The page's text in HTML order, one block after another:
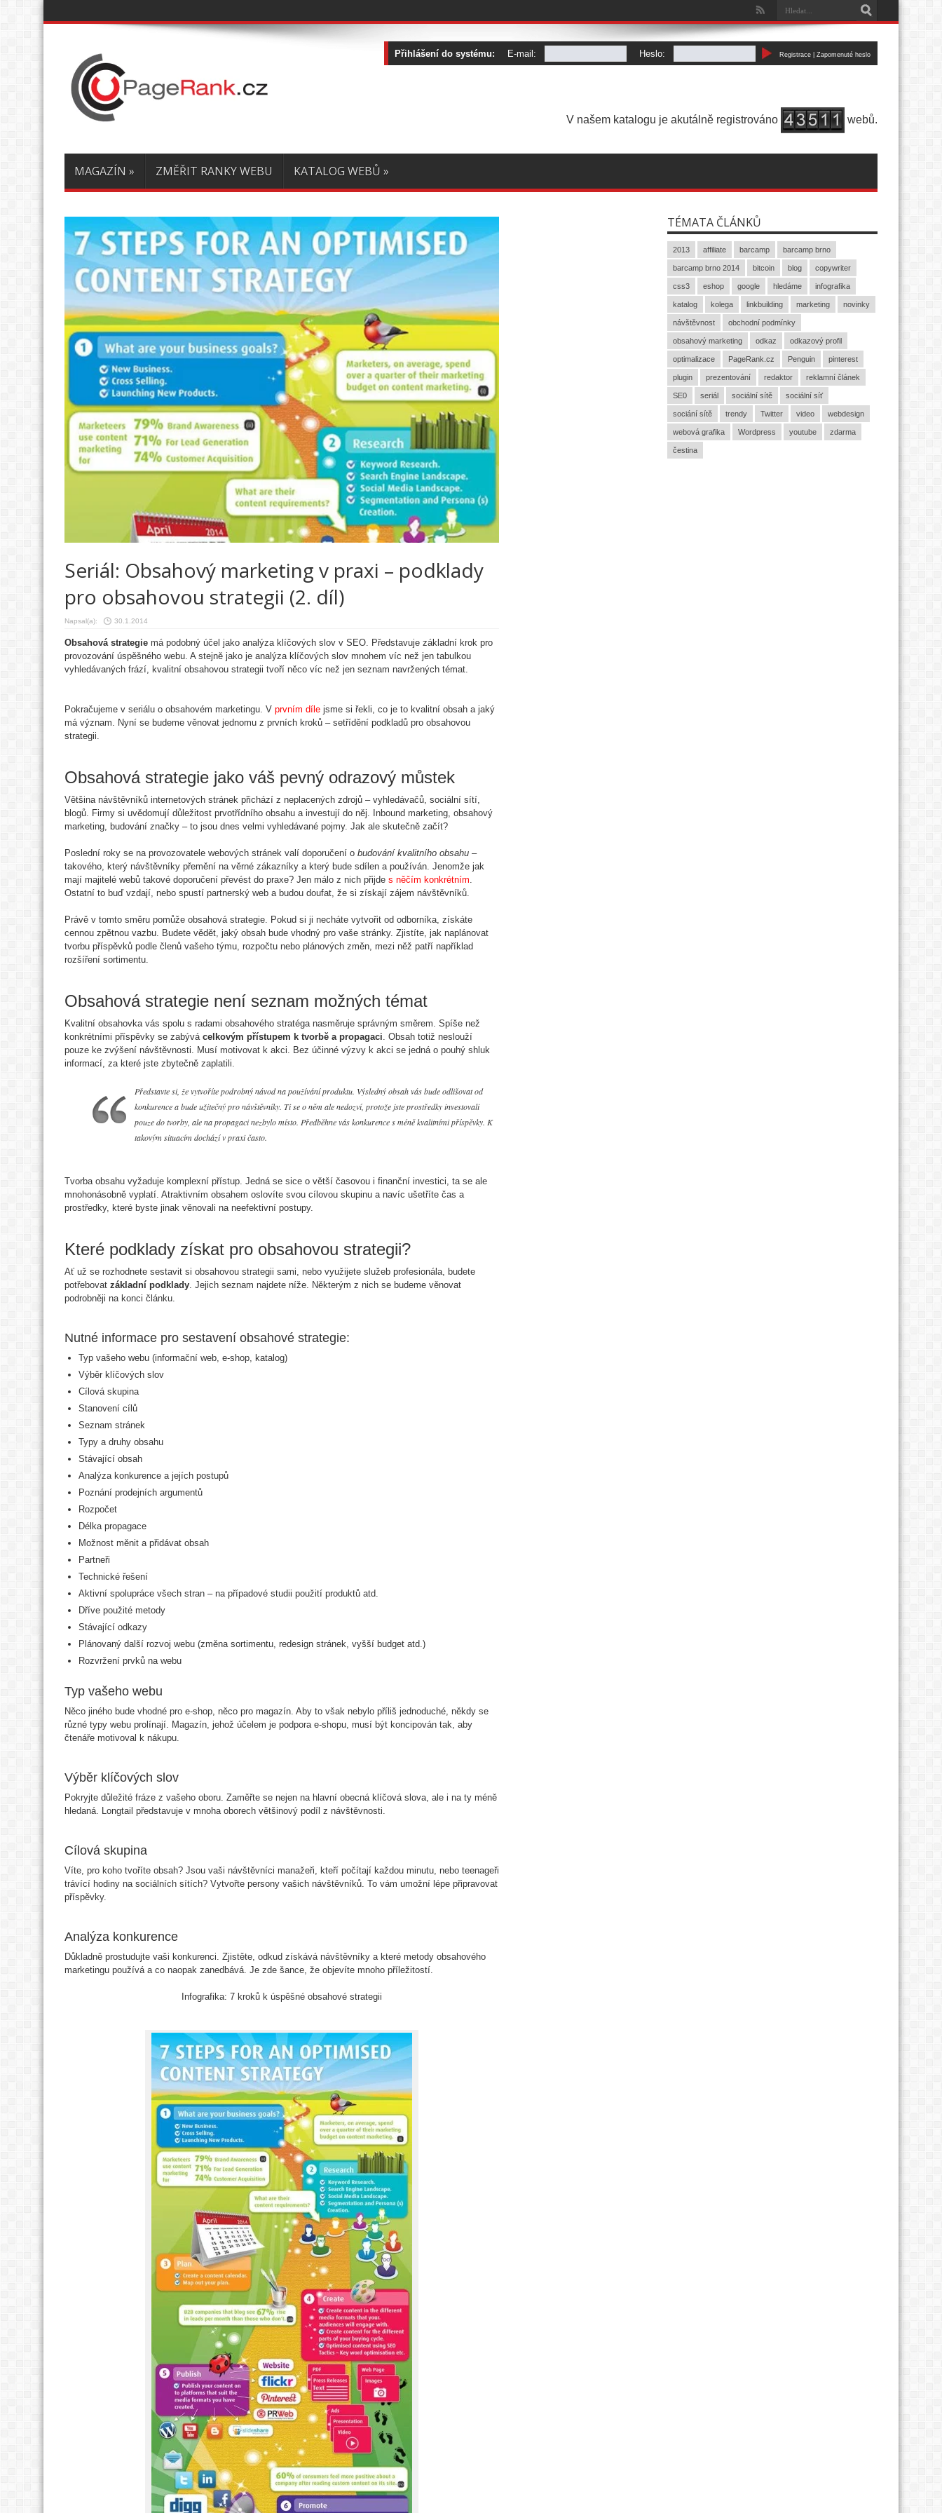
Přihlášení do systému: E-mail: Heslo: Registrace Zapomenuté heslo
V našem katalogu je akutálně registrováno webů.
MAGAZÍN » ZMĚŘIT RANKY WEBU KATALOG WEBŮ »
Seriál: Obsahový marketing v praxi – podklady
pro obsahovou strategii (2. díl)
Napsal(a): 30.1.2014
Obsahová strategie má podobný účel jako analýza klíčových slov v SEO. Představuje základní krok pro
provozování úspěšného webu. A stejně jako je analýza klíčových slov mnohem víc než jen tabulkou
vyhledávaných frází, kvalitní obsahovou strategii tvoří něco víc než jen seznam navržených témat.
Pokračujeme v seriálu o obsahovém marketingu. V prvním díle jsme si řekli, co je to kvalitní obsah a jaký
má význam. Nyní se budeme věnovat jednomu z prvních kroků – setřídění podkladů pro obsahovou
strategii.
Obsahová strategie jako váš pevný odrazový můstek
Většina návštěvníků internetových stránek přichází z neplacených zdrojů – vyhledávačů, sociální sítí,
blogů. Firmy si uvědomují důležitost prvotřídního obsahu a investují do něj. Inbound marketing, obsahový
marketing, budování značky – to jsou dnes velmi vyhledávané pojmy. Jak ale skutečně začít?
Poslední roky se na provozovatele webových stránek valí doporučení o budování kvalitního obsahu –
takového, který návštěvníky přemění na věrné zákazníky a který bude sdílen a používán. Jenomže jak
mají majitelé webů takové doporučení převést do praxe? Jen málo z nich přijde s něčím konkrétním.
Ostatní to buď vzdají, nebo spustí partnerský web a budou doufat, že si získají zájem návštěvníků.
Právě v tomto směru pomůže obsahová strategie. Pokud si ji necháte vytvořit od odborníka, získáte
cennou zpětnou vazbu. Budete vědět, jaký obsah bude vhodný pro vaše stránky. Zjistíte, jak naplánovat
tvorbu příspěvků podle členů vašeho týmu, rozpočtu nebo plánových změn, mezi něž patří například
rozšíření sortimentu.
Obsahová strategie není seznam možných témat
Kvalitní obsahovka vás spolu s radami obsahového stratéga nasměruje správným směrem. Spíše než
konkrétními příspěvky se zabývá celkovým přístupem k tvorbě a propagaci. Obsah totiž neslouží
pouze ke zvýšení návštěvnosti. Musí motivovat k akci. Bez účinné výzvy k akci se jedná o pouhý shluk
informací, za které jste zbytečně zaplatili.
Představte si, že vytvoříte podrobný návod na používání produktu. Výsledný obsah vás bude odlišovat od
konkurence a bude užitečný pro návštěvníky. Ti se o něm ale nedozví, protože jste prostředky investovali
pouze do tvorby, ale na propagaci nezbylo místo. Předběhne vás konkurence s méně kvalitními příspěvky. K
takovým situacím dochází v praxi často.
Tvorba obsahu vyžaduje komplexní přístup. Jedná se sice o větší časovou i finanční investici, ta se ale
mnohonásobně vyplatí. Atraktivním obsahem oslovíte svou cílovou skupinu a navíc ušetříte čas a
prostředky, které byste jinak věnovali na neefektivní postupy.
Které podklady získat pro obsahovou strategii?
Ať už se rozhodnete sestavit si obsahovou strategii sami, nebo využijete služeb profesionála, budete
potřebovat základní podklady. Jejich seznam najdete níže. Některým z nich se budeme věnovat
podrobněji na konci článku.
Nutné informace pro sestavení obsahové strategie:
Typ vašeho webu (informační web, e-shop, katalog)
Výběr klíčových slov
Cílová skupina
Stanovení cílů
Seznam stránek
Typy a druhy obsahu
Stávající obsah
Analýza konkurence a jejích postupů
Poznání prodejních argumentů
Rozpočet
Délka propagace
Možnost měnit a přidávat obsah
Partneři
Technické řešení
Aktivní spolupráce všech stran – na případové studii použití produktů atd.
Dříve použité metody
Stávající odkazy
Plánovaný další rozvoj webu (změna sortimentu, redesign stránek, vyšší budget atd.)
Rozvržení prvků na webu
Typ vašeho webu
Něco jiného bude vhodné pro e-shop, něco pro magazín. Aby to však nebylo příliš jednoduché, někdy se
různé typy webu prolínají. Magazín, jehož účelem je podpora e-shopu, musí být koncipován tak, aby
čtenáře motivoval k nákupu.
Výběr klíčových slov
Pokryjte důležité fráze z vašeho oboru. Zaměřte se nejen na hlavní obecná klíčová slova, ale i na ty méně
hledaná. Longtail představuje v mnoha oborech většinový podíl z návštěvnosti.
Cílová skupina
Víte, pro koho tvoříte obsah? Jsou vaši návštěvníci manažeři, kteří počítají každou minutu, nebo teenageři
trávící hodiny na sociálních sítích? Vytvořte persony vašich návštěvníků. To vám umožní lépe připravovat
příspěvky.
Analýza konkurence
Důkladně prostudujte vaši konkurenci. Zjistěte, odkud získává návštěvníky a které metody obsahového
marketingu používá a co naopak zanedbává. Je zde šance, že objevíte mnoho příležitostí.
Infografika: 7 kroků k úspěšné obsahové strategii
TÉMATA ČLÁNKŮ
2013 affiliate barcamp barcamp brno
barcamp brno 2014 bitcoin blog copywriter
css3 eshop google hledáme infografika
katalog kolega linkbuilding marketing novinky
návštěvnost obchodní podmínky
obsahový marketing odkaz odkazový profil
optimalizace PageRank.cz Penguin pinterest
plugin prezentování redaktor reklamní článek
SE0 seriál sociální sítě sociální síť
sociání sítě trendy Twitter video webdesign
webová grafika Wordpress youtube zdarma
čestina